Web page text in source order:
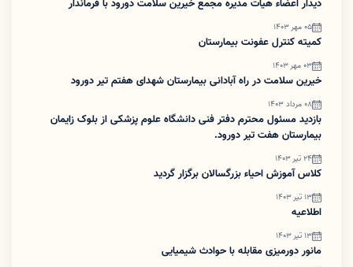
دیدار اعضاء هیات مدیره مجمع خیرین سلامت دورود با فرماندار
05 مهر 1403
کمیته کنترل عفونت بیمارستان
03 مهر 1403
خیرین سلامت در راه آبادانی بیمارستان شهدای هفتم تیر دورود
08 مرداد 1403
بازدید مسئول محترم دفتر فنی دانشگاه علوم پزشکی از بلوک زایمان
بیمارستان هفت تیر دورود.
24 تیر 1403
کلاس آموزش احیاء بزرگسالان برگزار گردید
13 تیر 1403
اطلاعیه
13 تیر 1403
مانور دورمیزی مقابله با حوادث شیمیایی